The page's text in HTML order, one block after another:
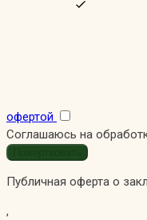
офертой
Соглашаюсь на
Публичная оферта о
,